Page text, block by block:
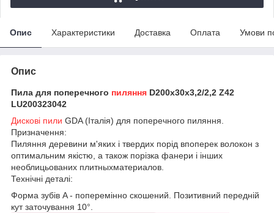
Опис Характеристики Доставка Оплата Умови
Опис
Пила для поперечного пиляння D200x30x3,2/2,2 Z42
LU200323042
Дискові пили GDA (Італія) для поперечного пиляння.
Призначення:
Пиляння деревини м'яких і твердих порід впоперек волокон з
оптимальним якістю, а також порізка фанери і інших
необлицьованих плитныхматериалов.
Технічні деталі:
Форма зубів A - поперемінно скошений. Позитивний передній
кут заточування 10°.